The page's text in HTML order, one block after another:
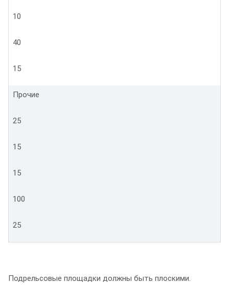
10
40
15
Прочие
25
15
15
100
25
Подрельсовые площадки должны быть плоскими.